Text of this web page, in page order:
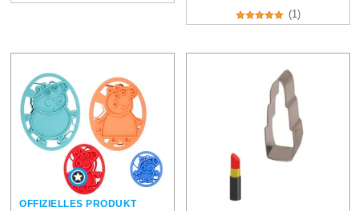
(1)
OFFIZIELLES PRODUKT